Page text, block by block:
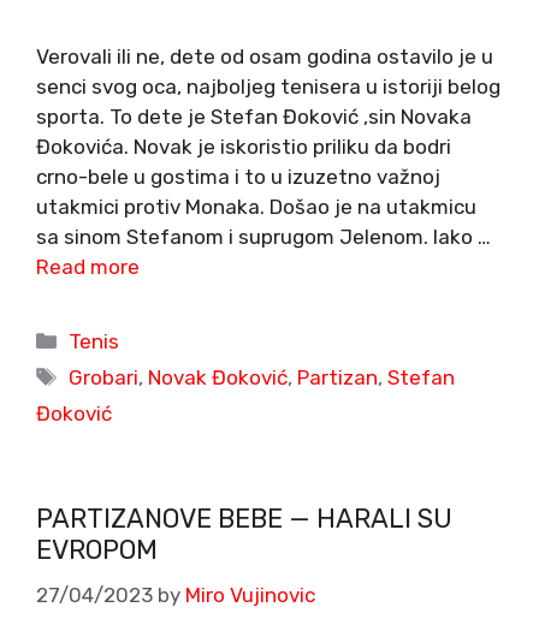
Verovali ili ne, dete od osam godina ostavilo je u
senci svog oca, najboljeg tenisera u istoriji belog
sporta. To dete je Stefan Đoković ,sin Novaka
Đokovića. Novak je iskoristio priliku da bodri
crno-bele u gostima i to u izuzetno važnoj
utakmici protiv Monaka. Došao je na utakmicu
sa sinom Stefanom i suprugom Jelenom. Iako …
Read more
Categories
Tenis
Tags
Grobari, Novak Đoković, Partizan,Stefan
Đoković
PARTIZANOVE BEBE — HARALI SU
EVROPOM
27/04/2023 by Miro Vujinovic